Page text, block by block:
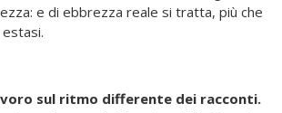
e di ebbrezza reale si tratta, più che
sul ritmo differente dei racconti.